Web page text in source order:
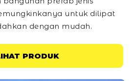
untuk dilipat
dengan mudah.
PRODUK